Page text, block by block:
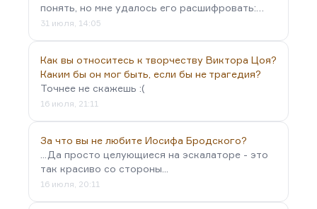
понять, но мне удалось его расшифровать:…
31 июля, 14:05
Как вы относитесь к творчеству Виктора Цоя?
Каким бы он мог быть, если бы не трагедия?
Точнее не скажешь :(
16 июля, 21:11
За что вы не любите Иосифа Бродского?
...Да просто целующиеся на эскалаторе - это
так красиво со стороны...
16 июля, 20:11